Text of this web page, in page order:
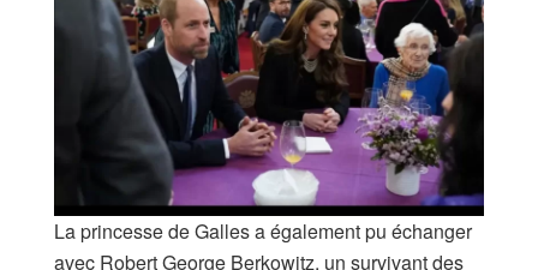
La princesse de Galles a également pu échanger
avec Robert George Berkowitz, un survivant des